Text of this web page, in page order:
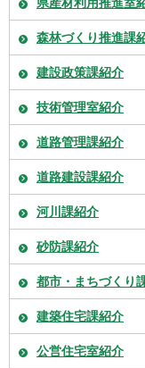
森林づくり推進課
建設政策課紹介
技術管理室紹介
道路管理課紹介
道路建設課紹介
河川課紹介
砂防課紹介
都市・まちづくり
建築住宅課紹介
公営住宅室紹介